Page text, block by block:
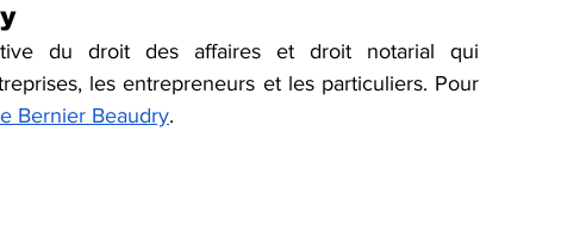
du droit des affaires et droit notarial qui
les entrepreneurs et les particuliers. Pour
Bernier Beaudry.